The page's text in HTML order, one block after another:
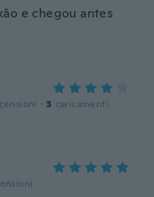
e chegou antes
· 3 caricamenti